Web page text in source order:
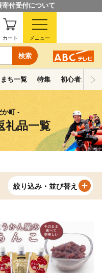
付受付について
検索
カート メニュー
まち一覧 特集 初心者ガイド
か町 -
礼品一覧
絞り込み・並び替え